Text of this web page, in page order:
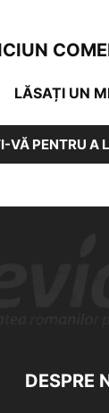
LĂSAȚI UN
VĂ PENTRU A
DESPRE